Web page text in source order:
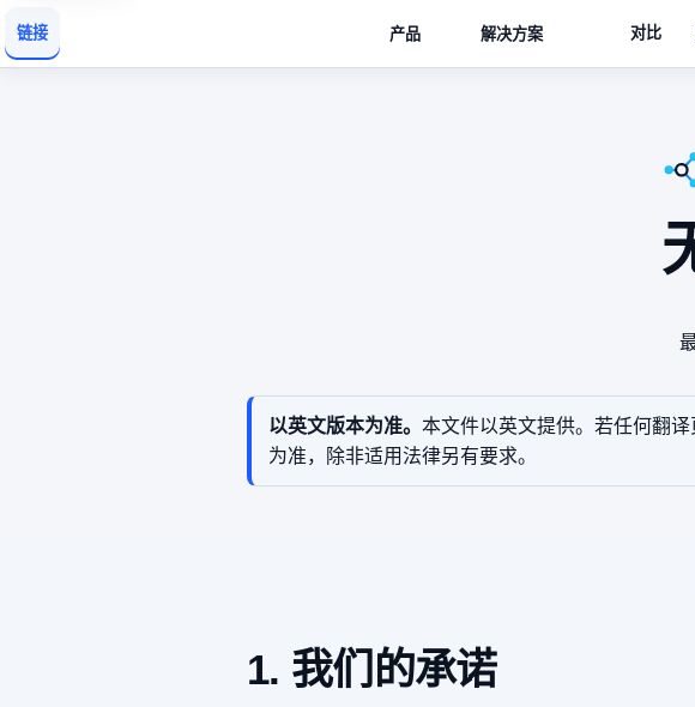
链接 产品 解决方案 对比
以英文版本为准。 本文件以英文提供。若任何翻
为准，除非适用法律另有要求。
1. 我们的承诺